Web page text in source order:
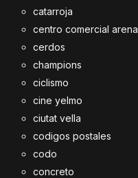
catarroja
centro comercial arena
cerdos
champions
ciclismo
cine yelmo
ciutat vella
codigos postales
codo
concreto